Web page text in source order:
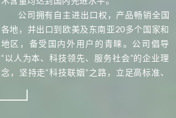
公司拥有自主进出口权，产品畅销全国
各地，并出口到欧美及东南亚20多个国家和
地区，备受国内外用户的青睐。公司倡导
“以人为本、科技领先、服务社会”的企业理
念，坚持走“科技联姻”之路，立足高标准、
理、生产、开发的高科技人才，各类专业技